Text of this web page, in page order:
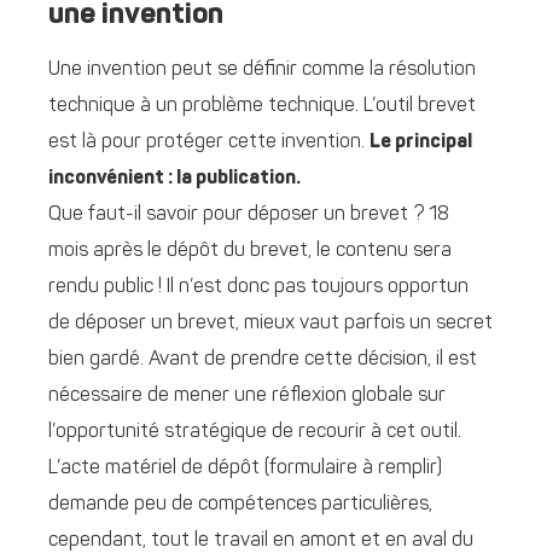
une invention
Une invention peut se définir comme la résolution
technique à un problème technique. L’outil brevet
est là pour protéger cette invention. Le principal
inconvénient : la publication.
Que faut-il savoir pour déposer un brevet ? 18
mois après le dépôt du brevet, le contenu sera
rendu public ! Il n’est donc pas toujours opportun
de déposer un brevet, mieux vaut parfois un secret
bien gardé. Avant de prendre cette décision, il est
nécessaire de mener une réflexion globale sur
l’opportunité stratégique de recourir à cet outil.
L’acte matériel de dépôt (formulaire à remplir)
demande peu de compétences particulières,
cependant, tout le travail en amont et en aval du